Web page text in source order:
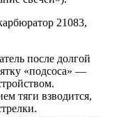
21083,
после долгой
«подсоса» —
тяги взводится,